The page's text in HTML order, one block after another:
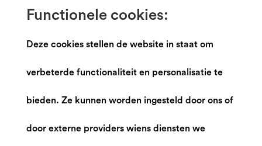
Functionele cookies:
Deze cookies stellen de website in staat om
verbeterde functionaliteit en personalisatie te
bieden. Ze kunnen worden ingesteld door ons of
door externe providers wiens diensten we